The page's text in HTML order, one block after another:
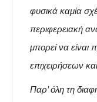
φυσικά καμία
περιφερειακή
μπορεί να είναι
επιχειρήσεων
Παρ’ όλη τη